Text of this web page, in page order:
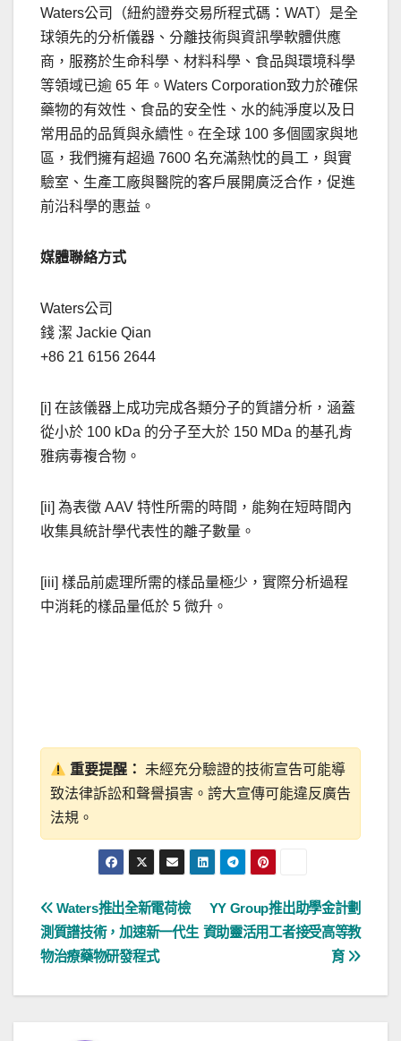
Waters公司 （紐約證券交易所程式碼： WAT）是全
球領先的分析儀器、分離技術與資訊學軟體供應
商，服務於生命科學、材料科學、食品與環境科學
等領域已逾 65 年。 Waters Corporation致力於確保
藥物的有效性、食品的安全性、水的純淨度以及日
常用品的品質與永續性。在全球 100 多個國家與地
區，我們擁有超過 7600 名充滿熱忱的員工，與實
驗室、生產工廠與醫院的客戶展開廣泛合作，促進
前沿科學的惠益。
媒體聯絡方式
Waters公司
錢 潔 Jackie Qian
+86 21 6156 2644
[i] 在該儀器上成功完成各類分子的質譜分析，涵蓋
從小於 100 kDa 的分子至大於 150 MDa 的基孔肯
雅病毒複合物。
[ii] 為表徵 AAV 特性所需的時間，能夠在短時間內
收集具統計學代表性的離子數量。
[iii] 樣品前處理所需的樣品量極少，實際分析過程
中消耗的樣品量低於 5 微升。
重要提醒：
未經充分驗證的技術宣告可能導
致法律訴訟和聲譽損害。誇大宣傳可能違反廣告
法規。
文
章
導
YY Group推出助學金計劃
資助靈活用工者接受高等教
育
Waters推出全新電荷檢
測質譜技術，加速新一代生
物治療藥物研發程式